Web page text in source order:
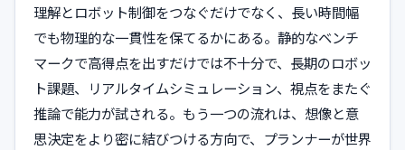
理解とロボット制御をつなぐだけでなく、長い時間幅
でも物理的な一貫性を保てるかにある。静的なベンチ
マークで高得点を出すだけでは不十分で、長期のロボッ
ト課題、リアルタイムシミュレーション、視点をまたぐ
推論で能力が試される。もう一つの流れは、想像と意
思決定をより密に結びつける方向で、プランナーが世界